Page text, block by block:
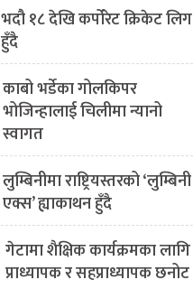
भदौ १८ देखि कर्पोरेट क्रिकेट लिग
हुँदै
काबो भर्डेका गोलकिपर
भोजिन्हालाई चिलीमा न्यानो
स्वागत
लुम्बिनीमा राष्ट्रियस्तरको ‘लुम्बिनी
एक्स’ ह्याकाथन हुँदै
गेटामा शैक्षिक कार्यक्रमका लागि
प्राध्यापक र सहप्राध्यापक छनोट